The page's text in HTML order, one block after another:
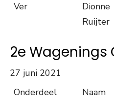
Ver
Dionne
Ruijter
2e Wagenings
27 juni 2021
Onderdeel
Naam